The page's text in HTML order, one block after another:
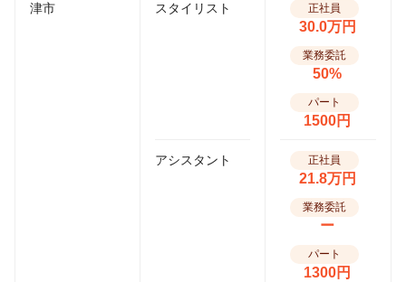
津市 スタイリスト 正社員
30.0万円
業務委託
50%
パート
1500円
アシスタント 正社員
21.8万円
業務委託
ー
パート
1300円